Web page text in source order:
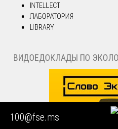
INTELLECT
ЛАБОРАТОРИЯ
LIBRARY
ВИДОЕДОКЛАДЫ ПО
100@fse.ms